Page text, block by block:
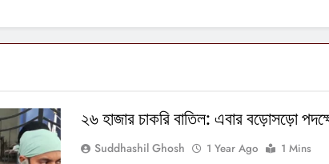
২৬ হাজার চাকরি বাতিল: এবার বড়োসড়ো
Suddhashil Ghosh 1 Year Ago
1 Mins